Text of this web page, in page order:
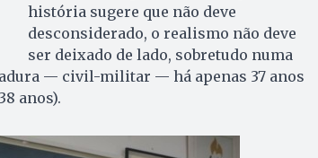
história sugere que não deve
desconsiderado, o realismo não deve
ser deixado de lado, sobretudo numa
— civil-militar — há apenas 37 anos
anos).